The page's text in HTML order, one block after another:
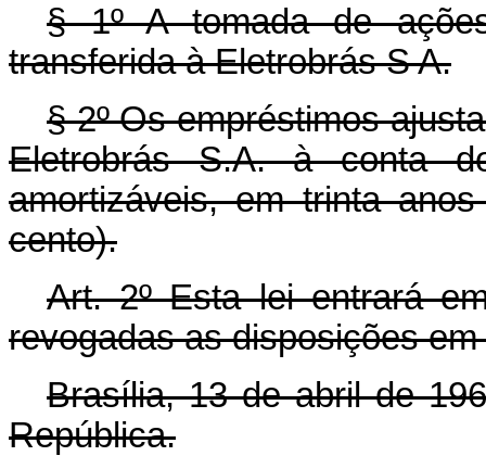
§ 1º A tomada de
transferida à Eletrobrás S A.
§ 2º Os empréstimos
Eletrobrás S.A. à conta
amortizáveis, em trinta
cento).
Art. 2º Esta lei entrará
revogadas as disposições
Brasília, 13 de abril de
República.